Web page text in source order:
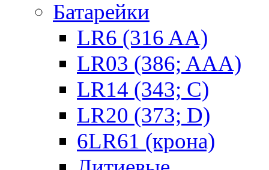
Батарейки
LR6 (316 AA)
LR03 (386; AAA)
LR14 (343; C)
LR20 (373; D)
6LR61 (крона)